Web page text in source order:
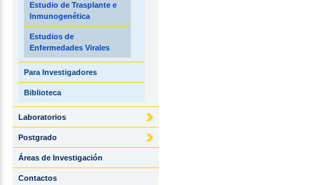
Estudio de Trasplante e
Inmunogenética
Estudios de
Enfermedades Virales
Para Investigadores
Biblioteca
Laboratorios
Postgrado
Áreas de Investigación
Contactos